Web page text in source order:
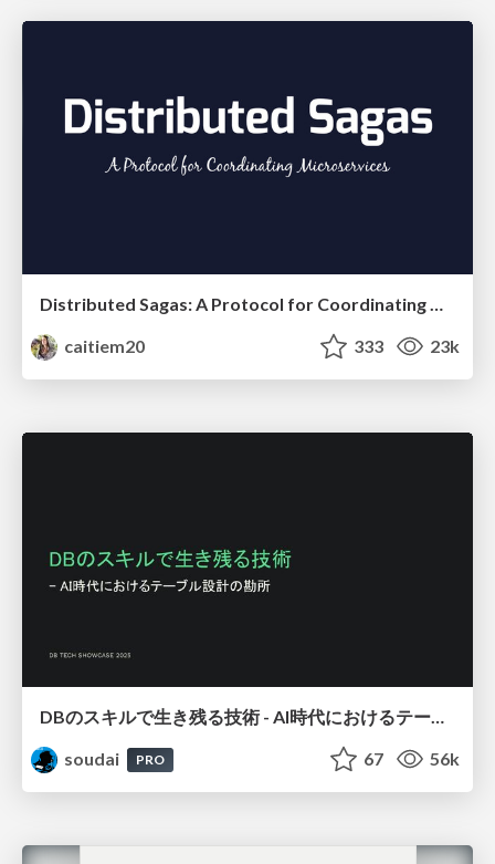
Distributed Sagas: A Protocol for Coordinating Microservices
caitiem20
333 23k
DBのスキルで生き残る技術 - AI時代におけるテーブル設計の勘所
soudai
PRO 67 56k